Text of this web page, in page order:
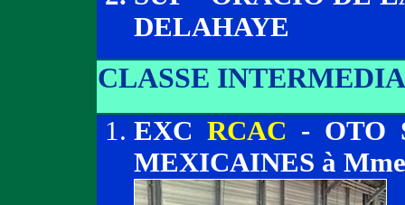
DELAHAYE
CLASSE
EXC RCAC - OTO
MEXICAINES à